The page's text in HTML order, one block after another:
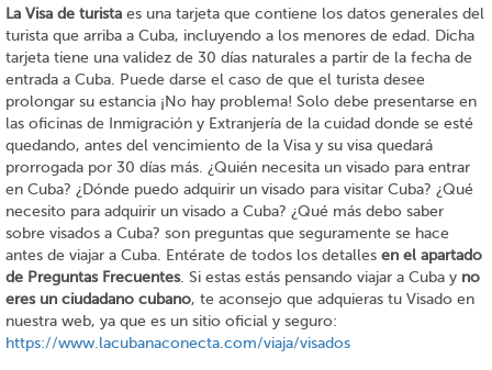
La Visa de turista es una tarjeta que contiene los datos generales del
turista que arriba a Cuba, incluyendo a los menores de edad. Dicha
tarjeta tiene una validez de 30 días naturales a partir de la fecha de
entrada a Cuba. Puede darse el caso de que el turista desee
prolongar su estancia ¡No hay problema! Solo debe presentarse en
las oficinas de Inmigración y Extranjería de la cuidad donde se esté
quedando, antes del vencimiento de la Visa y su visa quedará
prorrogada por 30 días más. ¿Quién necesita un visado para entrar
en Cuba? ¿Dónde puedo adquirir un visado para visitar Cuba? ¿Qué
necesito para adquirir un visado a Cuba? ¿Qué más debo saber
sobre visados a Cuba? son preguntas que seguramente se hace
antes de viajar a Cuba. Entérate de todos los detalles en el apartado
de Preguntas Frecuentes. Si estas estás pensando viajar a Cuba y no
eres un ciudadano cubano, te aconsejo que adquieras tu Visado en
nuestra web, ya que es un sitio oficial y seguro:
https://www.lacubanaconecta.com/viaja/visados